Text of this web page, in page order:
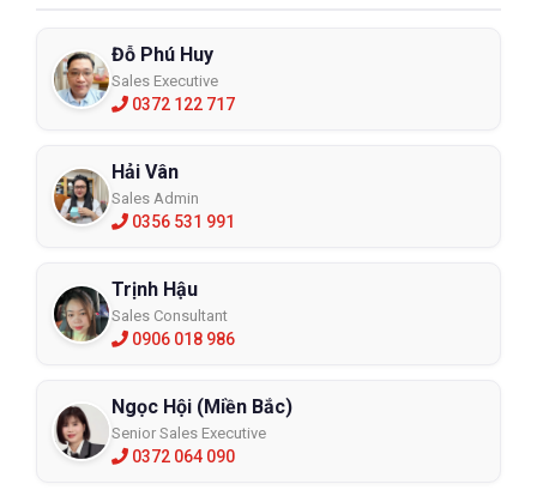
Đỗ Phú Huy
Sales Executive
0372 122 717
Hải Vân
Sales Admin
0356 531 991
Trịnh Hậu
Sales Consultant
0906 018 986
Ngọc Hội (Miền Bắc)
Senior Sales Executive
0372 064 090